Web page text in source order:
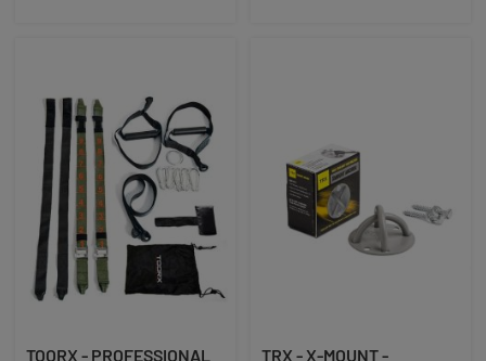
TOORX - PROFESSIONAL
TRX - X-MOUNT -